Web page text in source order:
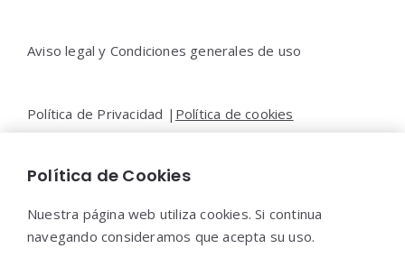
Aviso legal y Condiciones generales de uso
Política de Privacidad | Política de cookies
Contacto |Moya&Emery
Política de Cookies
Nuestra página web utiliza cookies. Si continua
navegando consideramos que acepta su uso.